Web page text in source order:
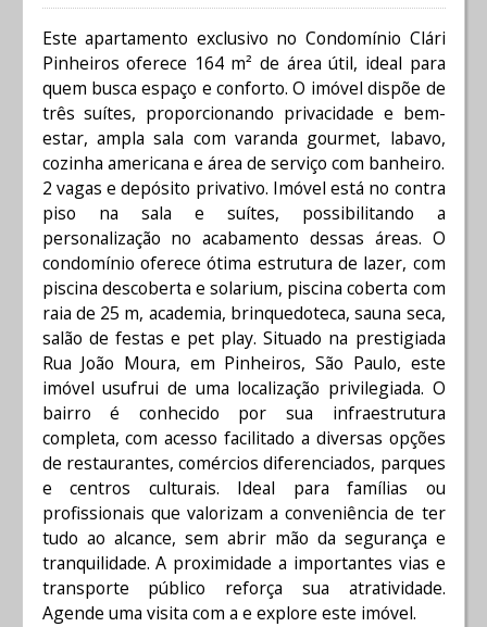
Este apartamento exclusivo no Condomínio Clári
Pinheiros oferece 164 m² de área útil, ideal para
quem busca espaço e conforto. O imóvel dispõe de
três suítes, proporcionando privacidade e bem-
estar, ampla sala com varanda gourmet, labavo,
cozinha americana e área de serviço com banheiro.
2 vagas e depósito privativo. Imóvel está no contra
piso na sala e suítes, possibilitando a
personalização no acabamento dessas áreas. O
condomínio oferece ótima estrutura de lazer, com
piscina descoberta e solarium, piscina coberta com
raia de 25 m, academia, brinquedoteca, sauna seca,
salão de festas e pet play. Situado na prestigiada
Rua João Moura, em Pinheiros, São Paulo, este
imóvel usufrui de uma localização privilegiada. O
bairro é conhecido por sua infraestrutura
completa, com acesso facilitado a diversas opções
de restaurantes, comércios diferenciados, parques
e centros culturais. Ideal para famílias ou
profissionais que valorizam a conveniência de ter
tudo ao alcance, sem abrir mão da segurança e
tranquilidade. A proximidade a importantes vias e
transporte público reforça sua atratividade.
Agende uma visita com a e explore este imóvel.